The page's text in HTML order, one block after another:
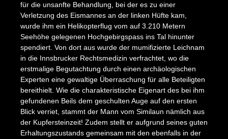
für die unsanfte Behandlung, bei der es zu einer
Verletzung des Eismannes an der linken Hüfte kam,
wurde ihm ein Helikopterflug vom auf 3.210 Metern
Seehöhe gelegenen Hochgebirgspass ins Tal hinunter
spendiert. Von dort aus wurde der mumifizierte Leichnam
in die Innsbrucker Rechtsmedizin verfrachtet, wo die
erstmalige Begutachtung durch einen archäologischen
Experten eine gewaltige Überraschung für alle Beteiligten
bereithielt. Wie die charakteristische Eigenart des bei ihm
gefundenen Beils dem geschulten Auge auf den ersten
Blick verriet, stammt der Mann vom Similaun nämlich aus
der Kupfersteinzeit! Zudem stellt er aufgrund seines guten
Erhaltungszustands gemeinsam mit den ebenfalls in der